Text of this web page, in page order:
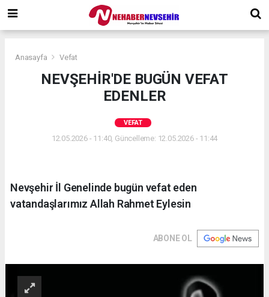
Anasayfa Vefat
NEVŞEHİR'DE BUGÜN VEFAT
EDENLER
VEFAT
12.05.2026 - 11:40, Güncelleme: 12.05.2026 - 11:44
Nevşehir İl Genelinde bugün vefat eden
vatandaşlarımız Allah Rahmet Eylesin
ABONE OL